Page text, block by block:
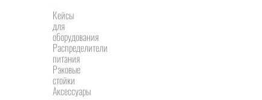
Кейсы
для
оборудования
Распределители
питания
Рэковые
стойки
Аксессуары